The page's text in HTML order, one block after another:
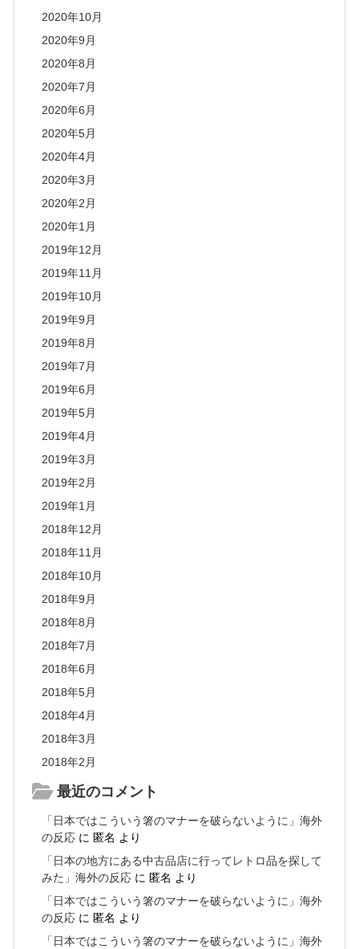
2020年10月
2020年9月
2020年8月
2020年7月
2020年6月
2020年5月
2020年4月
2020年3月
2020年2月
2020年1月
2019年12月
2019年11月
2019年10月
2019年9月
2019年8月
2019年7月
2019年6月
2019年5月
2019年4月
2019年3月
2019年2月
2019年1月
2018年12月
2018年11月
2018年10月
2018年9月
2018年8月
2018年7月
2018年6月
2018年5月
2018年4月
2018年3月
2018年2月
最近のコメント
「日本ではこういう箸のマナーを破らないように」海外
の反応 に 匿名 より
「日本の地方にある中古品店に行ってレトロ品を探して
みた」海外の反応 に 匿名 より
「日本ではこういう箸のマナーを破らないように」海外
の反応 に 匿名 より
「日本ではこういう箸のマナーを破らないように」海外